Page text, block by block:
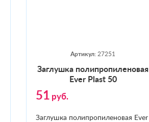
Артикул: 27251
Заг­лушка по­лип­ро­пиле­новая
Ever Plast 50
51 руб.
Заглушка полипропиленовая Ever